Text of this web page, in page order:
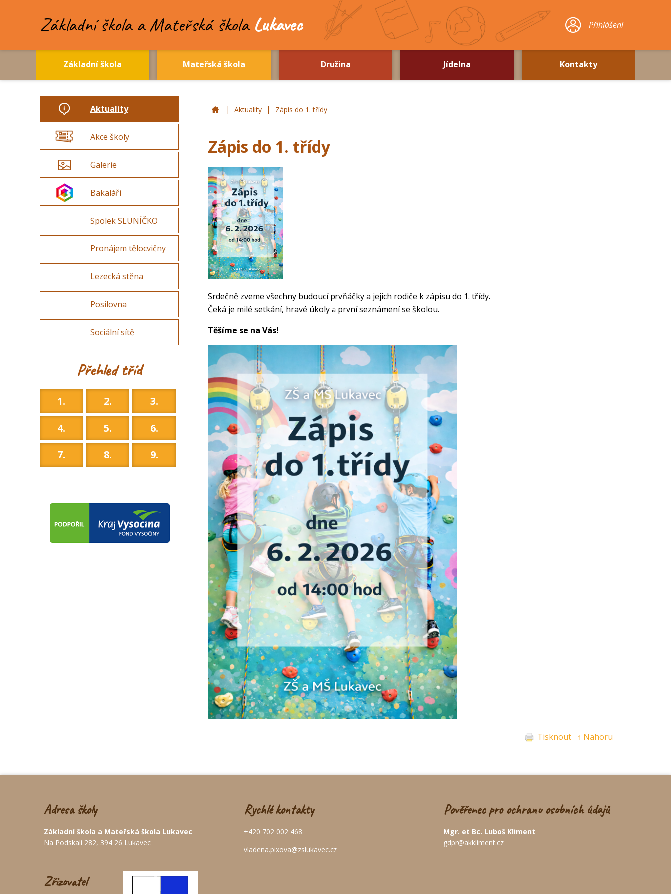
Základní škola a Mateřská škola Lukavec Přihlášení
Základní škola Mateřská škola Družina Jídelna Kontakty
ZŠ a MŠ Lukavec
| Aktuality | Zápis do 1. třídy
Zápis do 1. třídy
Srdečně zveme všechny budoucí prvňáčky a jejich rodiče k zápisu do 1. třídy.
Čeká je milé setkání, hravé úkoly a první seznámení se školou.
Těšíme se na Vás!
Tisknout ↑ Nahoru
Aktuality
Akce školy
Galerie
Bakaláři
Spolek SLUNÍČKO
Pronájem tělocvičny
Lezecká stěna
Posilovna
Sociální sítě
Přehled tříd
1. 2.
3.
4.
5.
6.
7.
8. 9.
Adresa školy
Základní škola a Mateřská škola Lukavec
Na Podskalí 282, 394 26 Lukavec
Rychlé kontakty
+420 702 002 468
vladena.pixova@zslukavec.cz
Pověřenec pro ochranu osobních údajů
Mgr. et Bc. Luboš Kliment
gdpr@akkliment.cz
Zřizovatel